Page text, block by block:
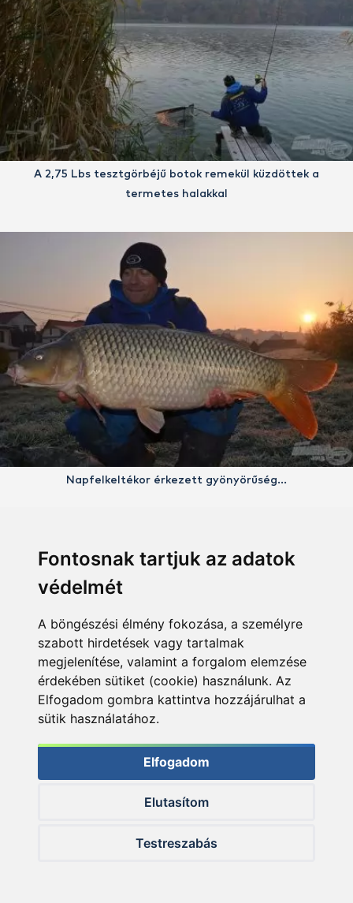
Fontosnak tartjuk az adatok
védelmét
A böngészési élmény fokozása, a személyre
szabott hirdetések vagy tartalmak
megjelenítése, valamint a forgalom elemzése
érdekében sütiket (cookie) használunk. Az
Elfogadom gombra kattintva hozzájárulhat a
sütik használatához.
Elfogadom
Elutasítom
Testreszabás
A 2,75 Lbs tesztgörbéjű botok remekül küzdöttek a
termetes halakkal
Napfelkeltékor érkezett gyönyörűség…
… majd egy meglepetéshal bojli csalira